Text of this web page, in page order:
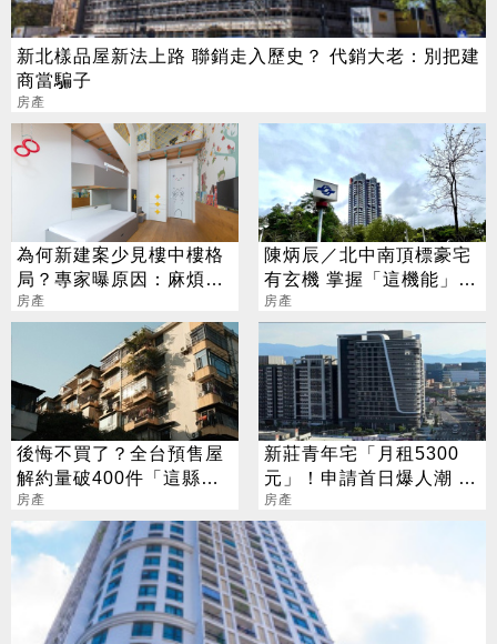
新北樣品屋新法上路 聯銷走入歷史？ 代銷大老：別把建
商當騙子
房產
為何新建案少見樓中樓格
局？專家曝原因：麻煩又
不划算
房產
陳炳辰／北中南頂標豪宅
有玄機 掌握「這機能」成
高價密碼
房產
後悔不買了？全台預售屋
解約量破400件「這縣
市」創單季新高
房產
新莊青年宅「月租5300
元」！申請首日爆人潮 連
香港人都來了
房產